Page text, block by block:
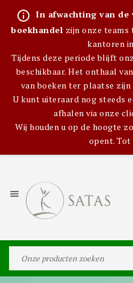
info_outline In afwachting van de
boekhandel zijn onze
kantoren
Tijdens deze periode blijft
beschikbaar. Het onthaal
van boeken ter plaatse
U kunt uiteraard nog steeds
afhalen via onze
Wij houden u op de hoogte
opent.
